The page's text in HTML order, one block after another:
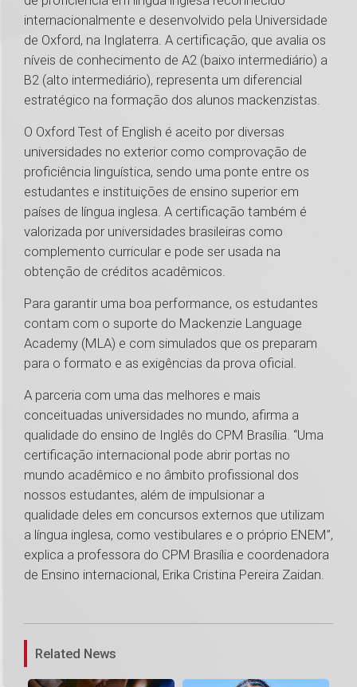
internacionalmente e desenvolvido pela Universidade
de Oxford, na Inglaterra. A certificação, que avalia os
níveis de conhecimento de A2 (baixo intermediário) a
B2 (alto intermediário), representa um diferencial
estratégico na formação dos alunos mackenzistas.
O Oxford Test of English é aceito por diversas
universidades no exterior como comprovação de
proficiência linguística, sendo uma ponte entre os
estudantes e instituições de ensino superior em
países de língua inglesa. A certificação também é
valorizada por universidades brasileiras como
complemento curricular e pode ser usada na
obtenção de créditos acadêmicos.
Para garantir uma boa performance, os estudantes
contam com o suporte do Mackenzie Language
Academy (MLA) e com simulados que os preparam
para o formato e as exigências da prova oficial.
A parceria com uma das melhores e mais
conceituadas universidades no mundo, afirma a
qualidade do ensino de Inglês do CPM Brasília. “Uma
certificação internacional pode abrir portas no
mundo acadêmico e no âmbito profissional dos
nossos estudantes, além de impulsionar a
qualidade deles em concursos externos que utilizam
a língua inglesa, como vestibulares e o próprio ENEM”,
explica a professora do CPM Brasília e coordenadora
de Ensino internacional, Erika Cristina Pereira Zaidan.
Related News